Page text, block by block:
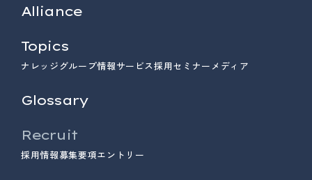
Alliance
Topics
ナレッジ グループ情報サービス採用セミナー メディア
Glossary
Recruit
採用情報募集要項エントリー